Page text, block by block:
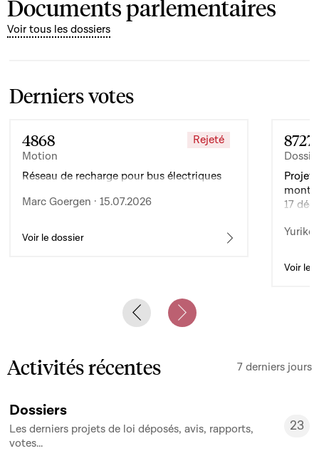
Documents parlementaires
Voir tous les dossiers
Derniers votes
4868
Motion
Rejeté
Réseau de recharge pour bus électriques
Marc Goergen · 15.07.2026
Voir le dossier
8727
Projet
17
Yuriko
Voir le
Previous slideNext slide
Activités récentes 7 derniers jours
Dossiers
Les derniers projets de loi déposés, avis, rapports,
votes...
23
23